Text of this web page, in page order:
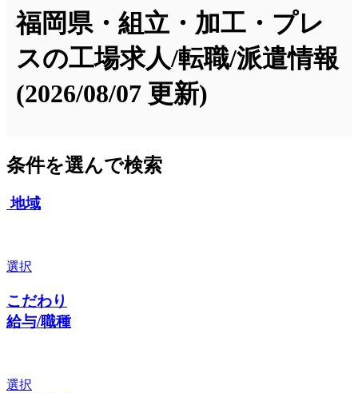
福岡県・組立・加工・プレ
スの工場求人/転職/派遣情報
(2026/08/07 更新)
条件を選んで検索
地域
選択
こだわり
給与/職種
選択